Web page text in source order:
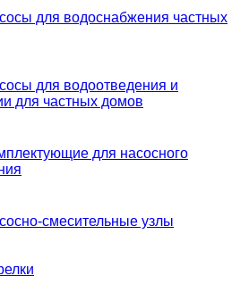
для водоснабжения частных
для водоотведения и
для частных домов
для насосного
смесительные узлы